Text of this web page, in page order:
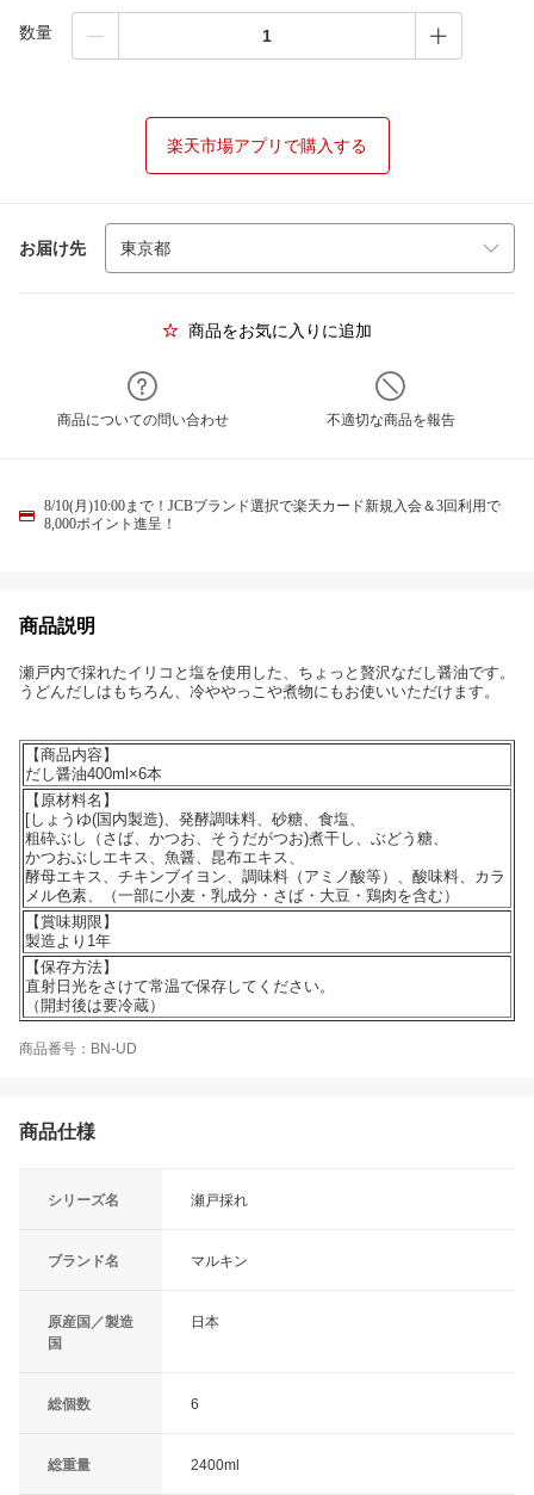
数量
楽天市場アプリで購入する
お届け先
商品をお気に入りに追加
商品についての問い合わせ 不適切な商品を報告
8/10(月)10:00まで！JCBブランド選択で楽天カード新規入会＆3回利用で
8,000ポイント進呈！
商品説明
瀬戸内で採れたイリコと塩を使用した、ちょっと贅沢なだし醤油です。
うどんだしはもちろん、冷ややっこや煮物にもお使いいただけます。
【商品内容】
だし醤油400ml×6本
【原材料名】
[しょうゆ(国内製造)、発酵調味料、砂糖、食塩、
粗砕ぶし（さば、かつお、そうだがつお)煮干し、ぶどう糖、
かつおぶしエキス、魚醤、昆布エキス、
酵母エキス、チキンブイヨン、調味料（アミノ酸等）、酸味料、カラ
メル色素、（一部に小麦・乳成分・さば・大豆・鶏肉を含む）
【賞味期限】
製造より1年
【保存方法】
直射日光をさけて常温で保存してください。
（開封後は要冷蔵）
商品番号：BN-UD
商品仕様
シリーズ名 瀬戸採れ
ブランド名 マルキン
原産国／製造
国
日本
総個数 6
総重量 2400ml